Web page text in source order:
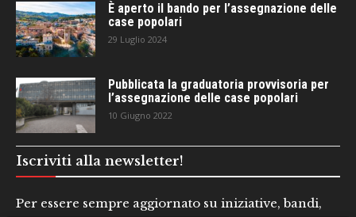
È aperto il bando per l’assegnazione delle
case popolari
29 Luglio 2024
Pubblicata la graduatoria provvisoria per
l’assegnazione delle case popolari
10 Giugno 2022
Iscriviti alla newsletter!
Per essere sempre aggiornato su iniziative, bandi,